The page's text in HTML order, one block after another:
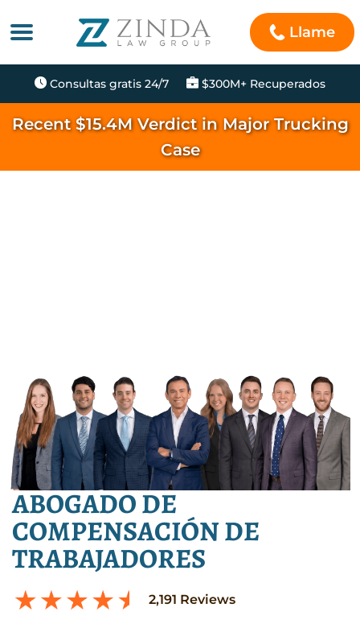
Llame
Consultas gratis 24/7 $300M+ Recuperados
Recent $15.4M Verdict in Major Trucking
Case
ABOGADO DE
COMPENSACIÓN DE
TRABAJADORES
2,191 Reviews